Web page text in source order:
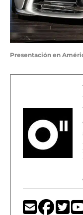
Presentación en